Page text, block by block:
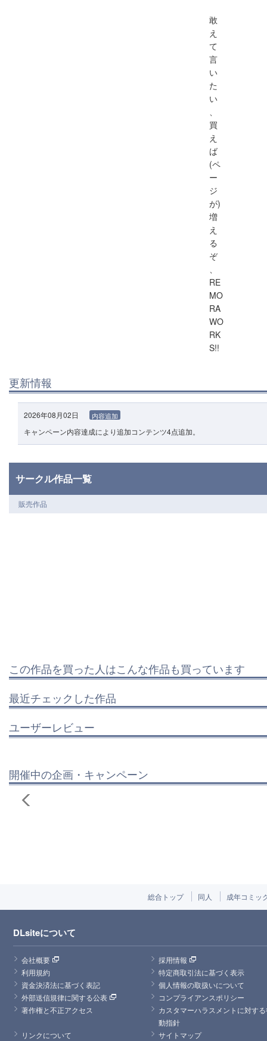
敢
え
て
言
い
た
い
買
え
ば
(ペ
ー
ジ
が)
増
え
る
ぞ
RE
MO
RA
WO
RK
S!!
更新情報
2026年08月02日 内容追加
キャンペーン内容達成により追加コンテンツ4点追加。
サークル作品一覧
販売作品
この作品を買った人はこんな作品も買っています
最近チェックした作品
ユーザーレビュー
開催中の企画・キャンペーン
総合トップ 同人 成年コミッ
DLsiteについて
会社概要
採用情報
利用規約
特定商取引法に基づく表示
資金決済法に基づく表記
個人情報の取扱いについて
外部送信規律に関する公表
コンプライアンスポリシー
著作権と不正アクセス
カスタマーハラスメントに対す
動指針
リンクについて
サイトマップ